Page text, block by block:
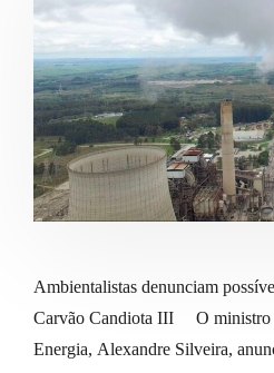
Ambientalistas denunciam
Carvão Candiota III O ministro
Energia, Alexandre Silveira,